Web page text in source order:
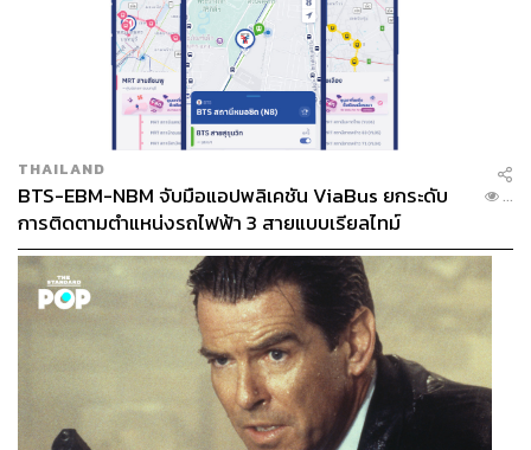
THAILAND
BTS-EBM-NBM จับมือแอปพลิเคชัน ViaBus ยกระดับ
การติดตามตำแหน่งรถไฟฟ้า 3 สายแบบเรียลไทม์
...